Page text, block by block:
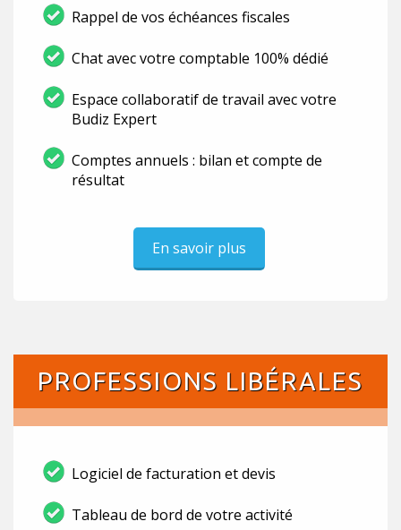
Rappel de vos échéances fiscales
Chat avec votre comptable 100% dédié
Espace collaboratif de travail avec votre
Budiz Expert
Comptes annuels : bilan et compte de
résultat
En savoir plus
PROFESSIONS LIBÉRALES
Logiciel de facturation et devis
Tableau de bord de votre activité